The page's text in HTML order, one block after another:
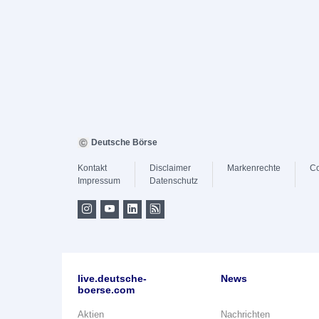
Deutsche Börse
Kontakt
Impressum
Disclaimer
Datenschutz
Markenrechte
live.deutsche-
boerse.com
Aktien
News
Nachrichten